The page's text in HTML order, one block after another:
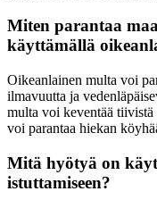
Miten parantaa
käyttämällä
Oikeanlainen multa voi
ilmavuutta ja
multa voi keventää tiivistä
voi parantaa hiekan
Mitä hyötyä on
istuttamiseen?